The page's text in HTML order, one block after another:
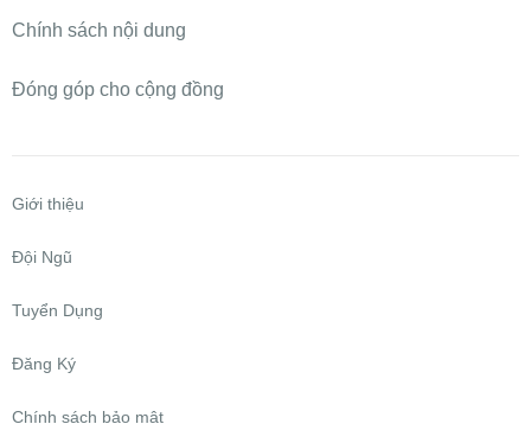
Chính sách nội dung
Đóng góp cho cộng đồng
Giới thiệu
Đội Ngũ
Tuyển Dụng
Đăng Ký
Chính sách bảo mật